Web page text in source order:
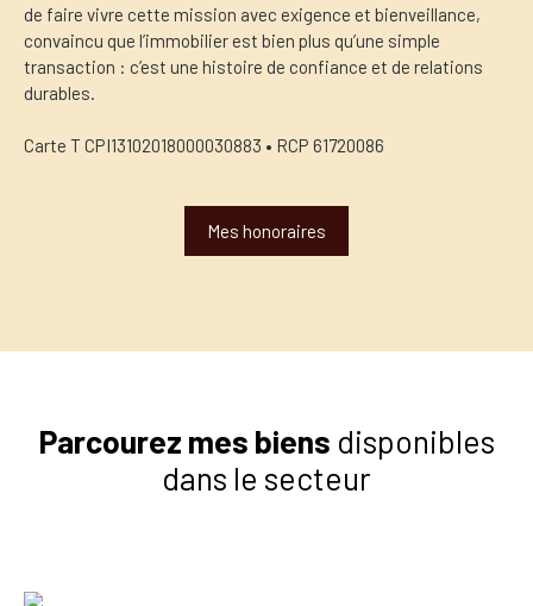
de faire vivre cette mission avec exigence et bienveillance,
convaincu que l’immobilier est bien plus qu’une simple
transaction : c’est une histoire de confiance et de relations
durables.
Carte T CPI13102018000030883 • RCP 61720086
Mes honoraires
Parcourez mes biens disponibles
dans le secteur